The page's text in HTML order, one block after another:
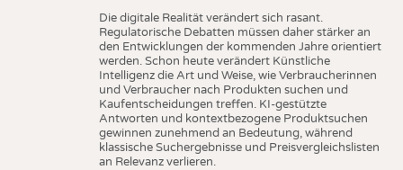
Die digitale Realität verändert sich rasant.
Regulatorische Debatten müssen daher stärker an
den Entwicklungen der kommenden Jahre orientiert
werden. Schon heute verändert Künstliche
Intelligenz die Art und Weise, wie Verbraucherinnen
und Verbraucher nach Produkten suchen und
Kaufentscheidungen treffen. KI-gestützte
Antworten und kontextbezogene Produktsuchen
gewinnen zunehmend an Bedeutung, während
klassische Suchergebnisse und Preisvergleichslisten
an Relevanz verlieren.